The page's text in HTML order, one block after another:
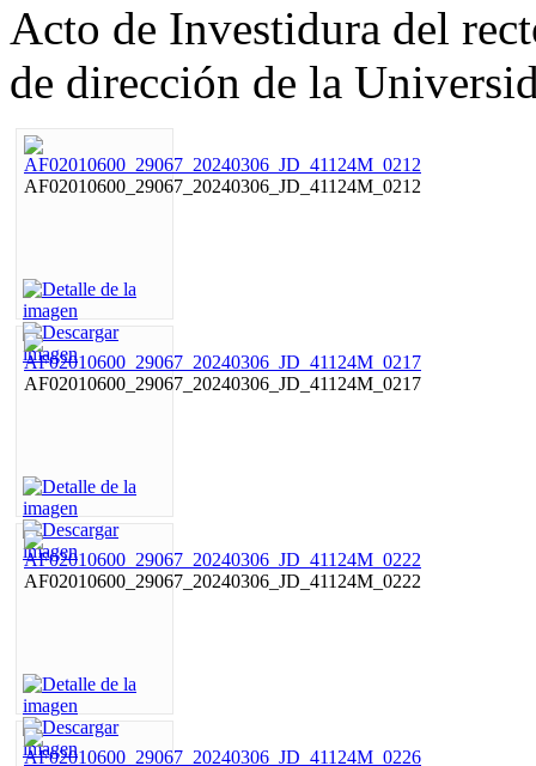
Acto de Investidura del
de dirección de la
AF02010600_29067_20240306_JD_41124M_0212
AF02010600_29067_20240306_JD_41124M_0217
AF02010600_29067_20240306_JD_41124M_0222